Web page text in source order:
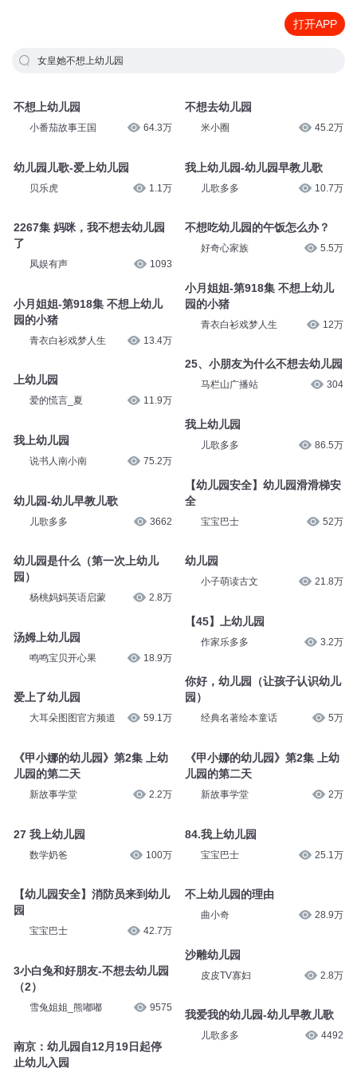
打开APP
女皇她不想上幼儿园
不想上幼儿园
小番茄故事王国 64.3万
幼儿园儿歌-爱上幼儿园
贝乐虎 1.1万
2267集 妈咪，我不想去幼儿园
了
凤娱有声 1093
小月姐姐-第918集 不想上幼儿
园的小猪
青衣白衫戏梦人生 13.4万
上幼儿园
爱的慌言_夏 11.9万
我上幼儿园
说书人南小南 75.2万
幼儿园-幼儿早教儿歌
儿歌多多 3662
幼儿园是什么（第一次上幼儿
园）
杨桃妈妈英语启蒙 2.8万
汤姆上幼儿园
鸣鸣宝贝开心果 18.9万
爱上了幼儿园
大耳朵图图官方频道 59.1万
《甲小娜的幼儿园》第2集 上幼
儿园的第二天
新故事学堂 2.2万
27 我上幼儿园
数学奶爸 100万
【幼儿园安全】消防员来到幼儿
园
宝宝巴士 42.7万
3小白兔和好朋友-不想去幼儿园
（2）
雪兔姐姐_熊嘟嘟 9575
南京：幼儿园自12月19日起停
止幼儿入园
不想去幼儿园
米小圈 45.2万
我上幼儿园-幼儿园早教儿歌
儿歌多多 10.7万
不想吃幼儿园的午饭怎么办？
好奇心家族 5.5万
小月姐姐-第918集 不想上幼儿
园的小猪
青衣白衫戏梦人生 12万
25、小朋友为什么不想去幼儿园
马栏山广播站 304
我上幼儿园
儿歌多多 86.5万
【幼儿园安全】幼儿园滑滑梯安
全
宝宝巴士 52万
幼儿园
小子萌读古文 21.8万
【45】上幼儿园
作家乐多多 3.2万
你好，幼儿园（让孩子认识幼儿
园）
经典名著绘本童话 5万
《甲小娜的幼儿园》第2集 上幼
儿园的第二天
新故事学堂 2万
84.我上幼儿园
宝宝巴士 25.1万
不上幼儿园的理由
曲小奇 28.9万
沙雕幼儿园
皮皮TV寡妇 2.8万
我爱我的幼儿园-幼儿早教儿歌
儿歌多多 4492